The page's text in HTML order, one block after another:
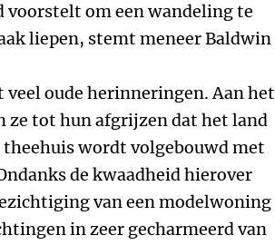
voorstelt om een wandeling te
liepen, stemt meneer Baldwin
oude herinneringen. Aan het
ze tot hun afgrijzen dat het land
wordt volgebouwd met
de kwaadheid hierover
van een modelwoning
in zeer gecharmeerd van